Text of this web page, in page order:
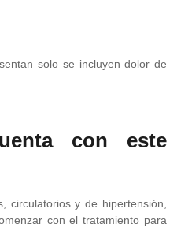
solo se incluyen dolor de
con este
circulatorios y de hipertensión,
con el tratamiento para